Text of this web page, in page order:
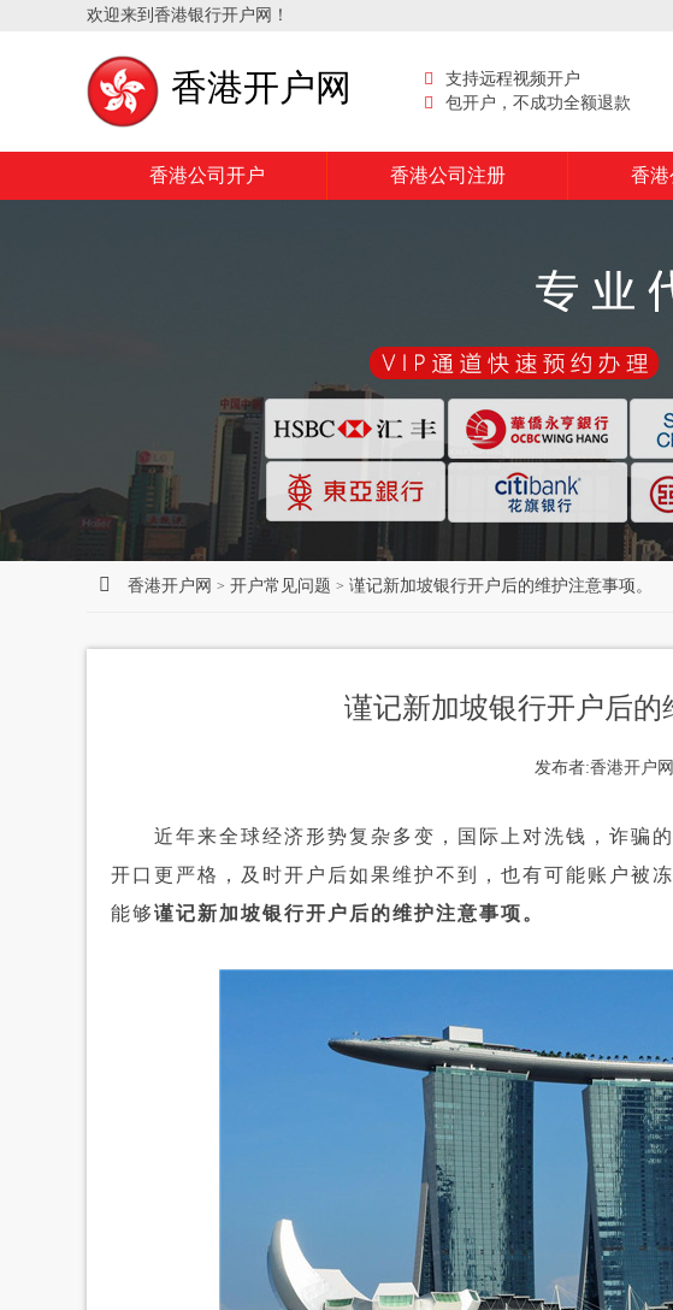
欢迎来到香港银行开户网！
香港开户网
支持远程视频开户
包开户，不成功全额退款
香港公司开户 香港公司注册 香
香港开户网 > 开户常见问题 > 谨记新加坡银行开户后的维护注意事项。
谨记新加坡银行开户后的
发布者:香港开户网
近年来全球经济形势复杂多变，国际上对洗钱，诈骗的
开口更严格，及时开户后如果维护不到，也有可能账户被
能够谨记新加坡银行开户后的维护注意事项。